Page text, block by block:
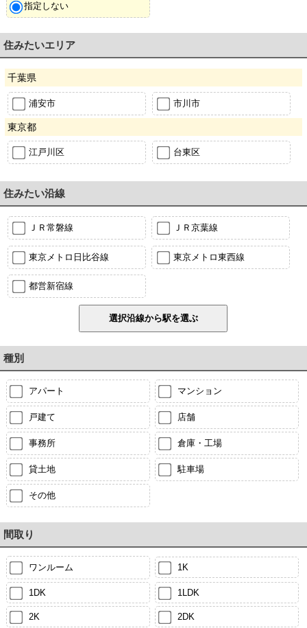
指定しない
住みたいエリア
千葉県
浦安市 市川市
東京都
江戸川区 台東区
住みたい沿線
ＪＲ常磐線 ＪＲ京葉線
東京メトロ日比谷線 東京メトロ東西線
都営新宿線
種別
アパート マンション
戸建て 店舗
事務所 倉庫・工場
貸土地 駐車場
その他
間取り
ワンルーム 1K
1DK 1LDK
2K 2DK